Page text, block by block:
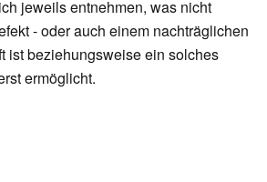
jeweils entnehmen, was nicht
- oder auch einem nachträglichen
ist beziehungsweise ein solches
ermöglicht.